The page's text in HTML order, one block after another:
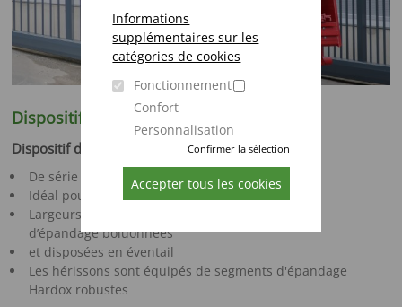
Informations
supplémentaires sur les
catégories de cookies
Fonctionnement
Confort
Personnalisation
Confirmer la sélection
Accepter tous les cookies
Dispositif d‘épandage
Dispositif d‘épandage à 4 hérissons
De série pour les deux modèles
Idéal pour l'épandage de fumier solide
Largeurs d’épandage de 6 à 8 m grâce aux dents
d’épandage boluonnées
et disposées en éventail
Les hérissons sont équipés de segments d'épandage
Hardox robustes